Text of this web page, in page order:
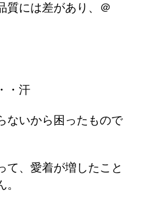
質には差があり、＠
・汗
ないから困ったもので
て、愛着が増したこと